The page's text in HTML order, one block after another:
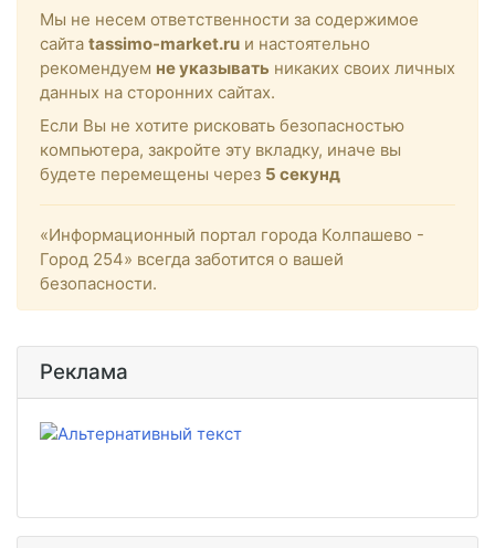
Мы не несем ответственности за содержимое
сайта tassimo-market.ru и настоятельно
рекомендуем не указывать никаких своих личных
данных на сторонних сайтах.
Если Вы не хотите рисковать безопасностью
компьютера, закройте эту вкладку, иначе вы
будете перемещены через 5 секунд
«Информационный портал города Колпашево -
Город 254» всегда заботится о вашей
безопасности.
Реклама